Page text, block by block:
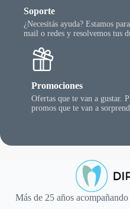
Soporte
¿Necesitás ayuda? Estamos
mail o redes y resolvemos tus
Promociones
Ofertas que te van a gustar.
promos que te van a
Más de 25 años